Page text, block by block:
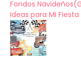
Fondos
Ideas para MI Fiesta